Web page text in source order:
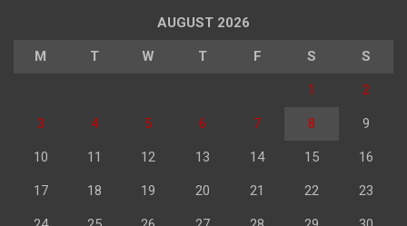
AUGUST 2026
M T W T F S S
1 2
3 4 5 6 7 8 9
10 11 12 13 14 15 16
17 18 19 20 21 22 23